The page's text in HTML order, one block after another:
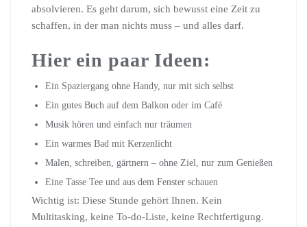
absolvieren. Es geht darum, sich bewusst eine Zeit zu
schaffen, in der man nichts muss – und alles darf.
Hier ein paar Ideen:
Ein Spaziergang ohne Handy, nur mit sich selbst
Ein gutes Buch auf dem Balkon oder im Café
Musik hören und einfach nur träumen
Ein warmes Bad mit Kerzenlicht
Malen, schreiben, gärtnern – ohne Ziel, nur zum Genießen
Eine Tasse Tee und aus dem Fenster schauen
Wichtig ist: Diese Stunde gehört Ihnen. Kein
Multitasking, keine To-do-Liste, keine Rechtfertigung.